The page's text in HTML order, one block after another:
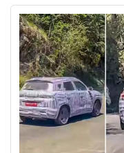
అంతర్జాతీయం
సినిమా
క్రీడలు